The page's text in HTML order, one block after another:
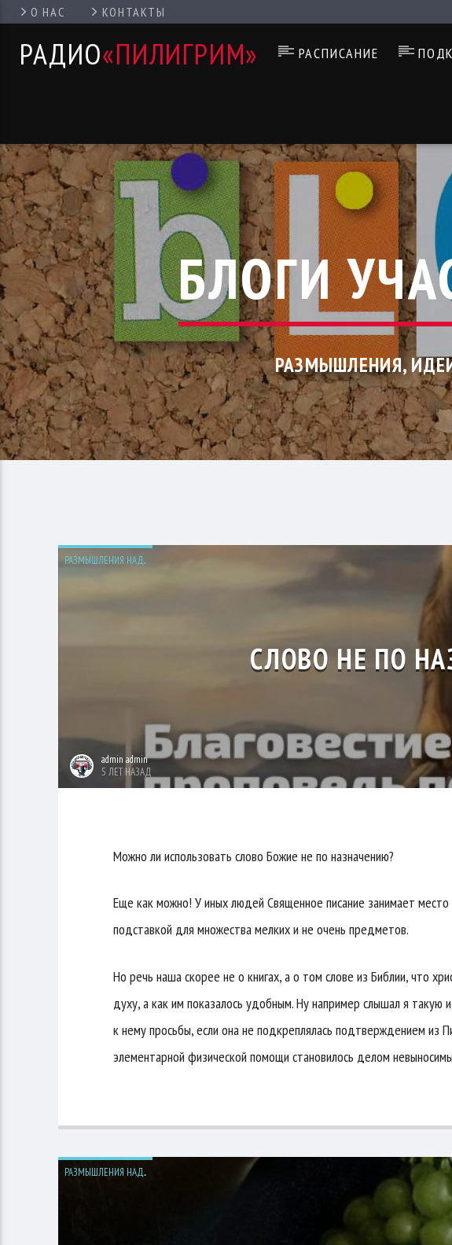
О НАС КОНТАКТЫ
РАДИО«ПИЛИГРИМ» РАСПИСАНИЕ
БЛОГИ
РАЗМЫШЛЕНИЯ,
РАЗМЫШЛЕНИЯ НАД...
СЛОВО НЕ ПО
admin admin
5 ЛЕТ НАЗАД
Можно ли использовать слово Божие не по назначению?
Еще как можно! У иных людей Священное писание занимает место
подставкой для множества мелких и не очень предметов.
Но речь наша скорее не о книгах, а о том слове из Библии, что
духу, а как им показалось удобным. Ну например слышал я такую
к нему просьбы, если она не подкреплялась подтверждением из
элементарной физической помощи становилось делом
РАЗМЫШЛЕНИЯ НАД...